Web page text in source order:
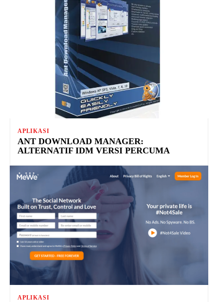
APLIKASI
ANT DOWNLOAD MANAGER:
ALTERNATIF IDM VERSI PERCUMA
APLIKASI